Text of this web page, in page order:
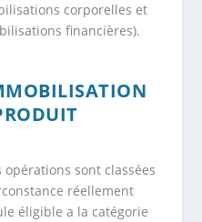
corporelles et
financières).
sont classées
réellement
éligible a la catégorie